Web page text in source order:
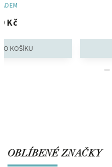
Kč
OBLÍBENÉ ZNAČKY